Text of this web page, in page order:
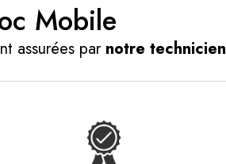
Mobile
assurées par notre technicien